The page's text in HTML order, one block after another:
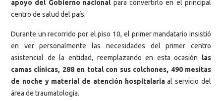
apoyo del Gobierno nacionalpara convertirlo en el principal
centro de salud del país.
Durante un recorrido por el piso 10, el primer mandatario insistió
en ver personalmente las necesidades del primer centro
asistencial de la entidad, reemplazando en esta ocasión las
camas clínicas, 288 en total con sus colchones, 490 mesitas
de noche y material de atención hospitalariaal servicio del
área de traumatología.